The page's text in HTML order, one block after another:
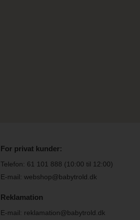
For privat kunder:
Telefon: 61 101 888 (10:00 til 12:00)
E-mail: webshop@babytrold.dk
Reklamation
E-mail: reklamation@babytrold.dk